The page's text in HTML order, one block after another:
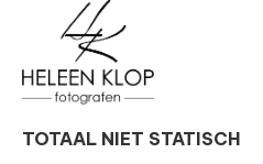
TOTAAL NIET STATISCH